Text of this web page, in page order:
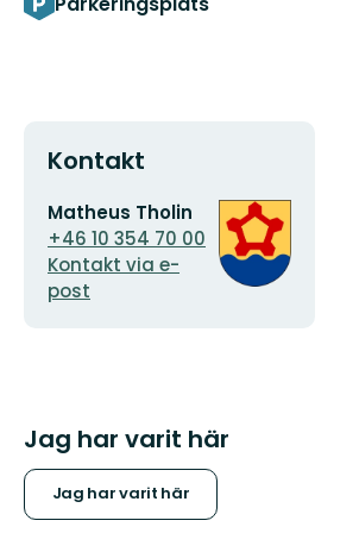
Kontakt
E-
postadress
Matheus Tholin
+46 10 354 70 00
Kontakt via e-
post
Organisationens
logotyp
Jag har varit här
Jag har varit här